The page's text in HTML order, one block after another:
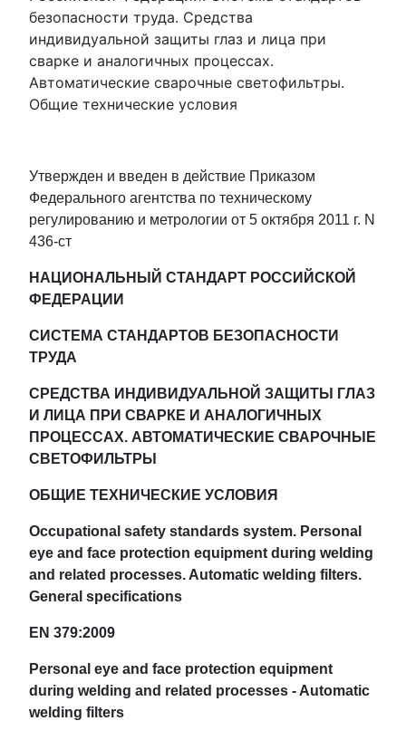
безопасности труда. Средства
индивидуальной защиты глаз и лица при
сварке и аналогичных процессах.
Автоматические сварочные светофильтры.
Общие технические условия
Утвержден и введен в действие Приказом
Федерального агентства по техническому
регулированию и метрологии от 5 октября 2011 г. N
436-ст
НАЦИОНАЛЬНЫЙ СТАНДАРТ РОССИЙСКОЙ
ФЕДЕРАЦИИ
СИСТЕМА СТАНДАРТОВ БЕЗОПАСНОСТИ
ТРУДА
СРЕДСТВА ИНДИВИДУАЛЬНОЙ ЗАЩИТЫ ГЛАЗ
И ЛИЦА ПРИ СВАРКЕ И АНАЛОГИЧНЫХ
ПРОЦЕССАХ. АВТОМАТИЧЕСКИЕ СВАРОЧНЫЕ
СВЕТОФИЛЬТРЫ
ОБЩИЕ ТЕХНИЧЕСКИЕ УСЛОВИЯ
Occupational safety standards system. Personal
eye and face protection equipment during welding
and related processes. Automatic welding filters.
General specifications
EN 379:2009
Personal eye and face protection equipment
during welding and related processes - Automatic
welding filters